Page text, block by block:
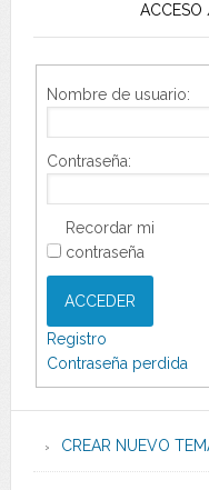
ACCESO
Nombre de usuario:
Contraseña:
Recordar mi
contraseña
ACCEDER
Registro
Contraseña perdida
CREAR NUEVO